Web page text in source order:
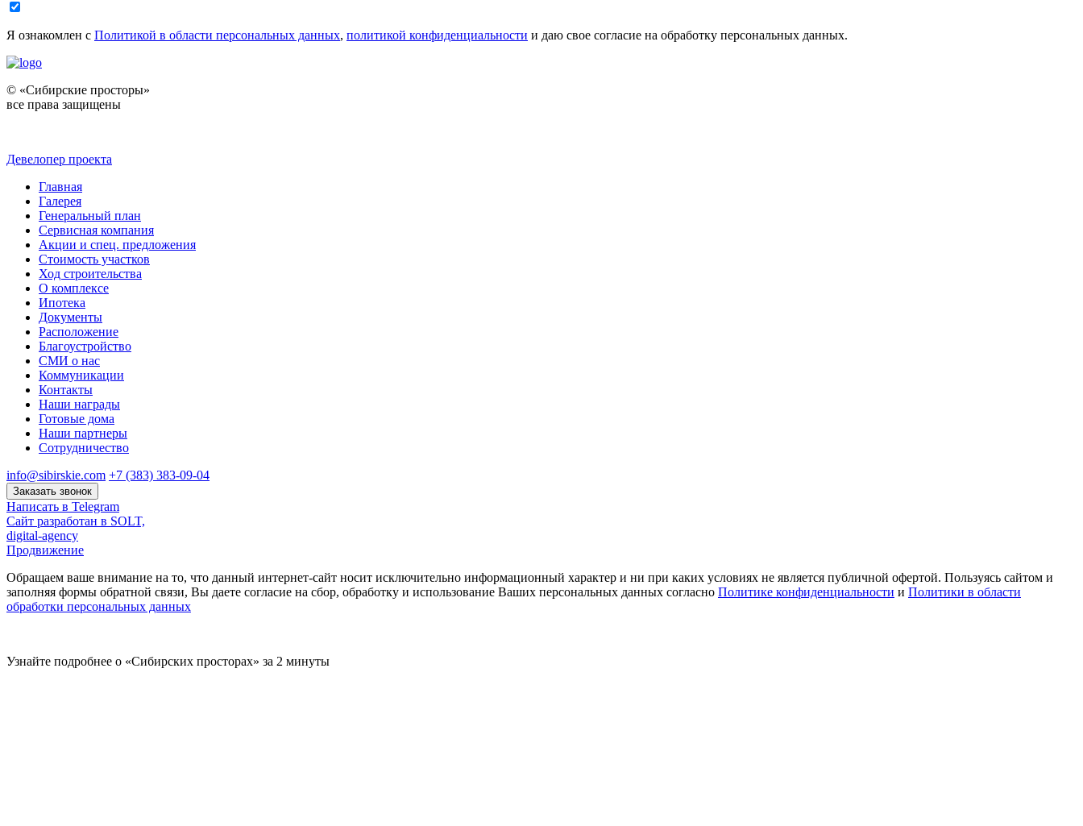
Я ознакомлен с Политикой в области персональных данных, политикой конфиденциальности и даю свое согласие на обработку персональных данных.
© «Сибирские просторы»
все права защищены
Девелопер проекта
Главная
Галерея
Генеральный план
Сервисная компания
Акции и спец. предложения
Стоимость участков
Ход строительства
О комплексе
Ипотека
Документы
Расположение
Благоустройство
СМИ о нас
Коммуникации
Контакты
Наши награды
Готовые дома
Наши партнеры
Сотрудничество
info@sibirskie.com +7 (383) 383-09-04
Заказать звонок
Написать в Telegram
Сайт разработан в SOLT,
digital-agency
Продвижение
Обращаем ваше внимание на то, что данный интернет-сайт носит исключительно информационный характер и ни при каких условиях не является публичной офертой. Пользуясь сайтом и
заполняя формы обратной связи, Вы даете согласие на сбор, обработку и использование Ваших персональных данных согласно Политике конфиденциальности и Политики в области
обработки персональных данных
Узнайте подробнее о «Сибирских просторах» за 2 минуты